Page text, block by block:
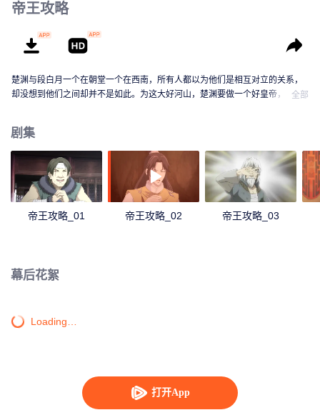
打开App
帝王攻略
楚渊与段白月一个在朝堂一个在西南，所有人都以为他们是相互对立的关系，
却没想到他们之间却并不是如此。为这大好河山，楚渊要做一个好皇帝，段白
全部
剧集
帝王攻略_01 帝王攻略_02 帝王攻略_03
幕后花絮
Loading…